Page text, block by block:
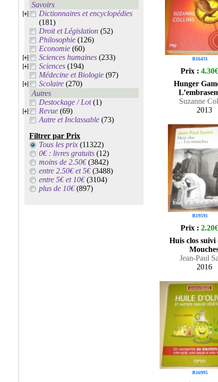
Savoirs
Dictionnaires et encyclopédies
(181)
Droit et Législation (52)
Philosophie (126)
Economie (60)
Sciences humaines (233)
Sciences (194)
Médecine et Biologie (97)
Scolaire (270)
Autres
Destockage / Lot(1)
Revue (69)
Autre et Inclassable (73)
Filtrer par Prix
Tous les prix (11322)
0€ : livres gratuits (12)
moins de 2.50€(3842)
entre 2.50€ et 5€(3488)
entre 5€ et 10€(3104)
plus de 10€(897)
R16431
Prix : 4.30€
Hunger
Suzanne
2013
R19591
Prix : 2.20€
Huis clos suivi
Jean-Paul
2016
R16995